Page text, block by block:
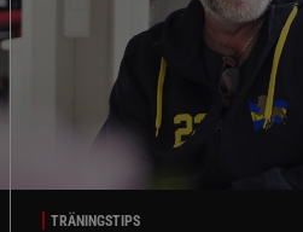
TRÄNINGSTIPS